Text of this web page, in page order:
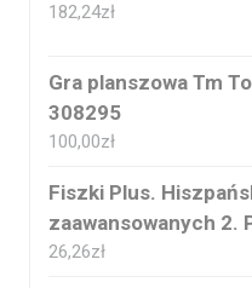
182,24zł
Gra planszowa Tm
308295
100,00zł
Fiszki Plus.
zaawansowanych 2.
26,26zł